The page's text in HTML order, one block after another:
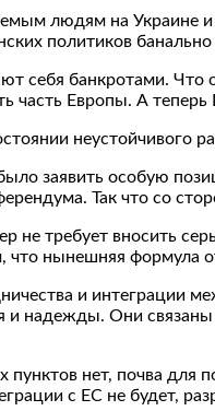
людям на Украине и
политиков
себя банкротами.
часть Европы. А
неустойчивого
заявить особую
Так что со
не требует вносить
что нынешняя
и интеграции
надежды. Они связаны
пунктов нет, почва
с ЕС не будет,